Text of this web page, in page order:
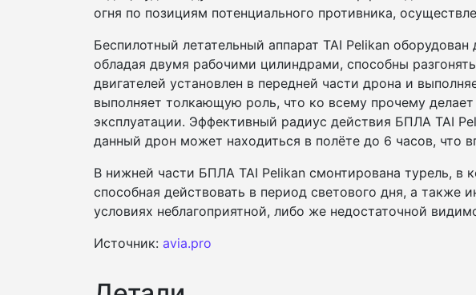
огня по позициям потенциального противника,
Беспилотный летательный аппарат TAI Pelikan
обладая двумя рабочими цилиндрами, способны
двигателей установлен в передней части дрона и
выполняет толкающую роль, что ко всему прочему
эксплуатации. Эффективный радиус действия БПЛА TAI
данный дрон может находиться в полёте до 6 часов, что
В нижней части БПЛА TAI Pelikan смонтирована турель, в
способная действовать в период светового дня, а
условиях неблагоприятной, либо же недостаточной
Источник: avia.pro